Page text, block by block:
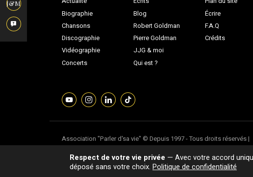
J&M
Biographie
Chansons
Discographie
Vidéographie
Concerts
Blog
Robert Goldman
Pierre Goldman
JJG & moi
Qui est ?
Écrire
F.A.Q
Crédits
Association "Parler d'sa vie" © Depuis 1997 - Tous droits réservés |
Dernière mise à jour : 05/08/2026
Respect de votre vie privée — Avec votre accord
déposé sans votre choix. Politique de confidentialité